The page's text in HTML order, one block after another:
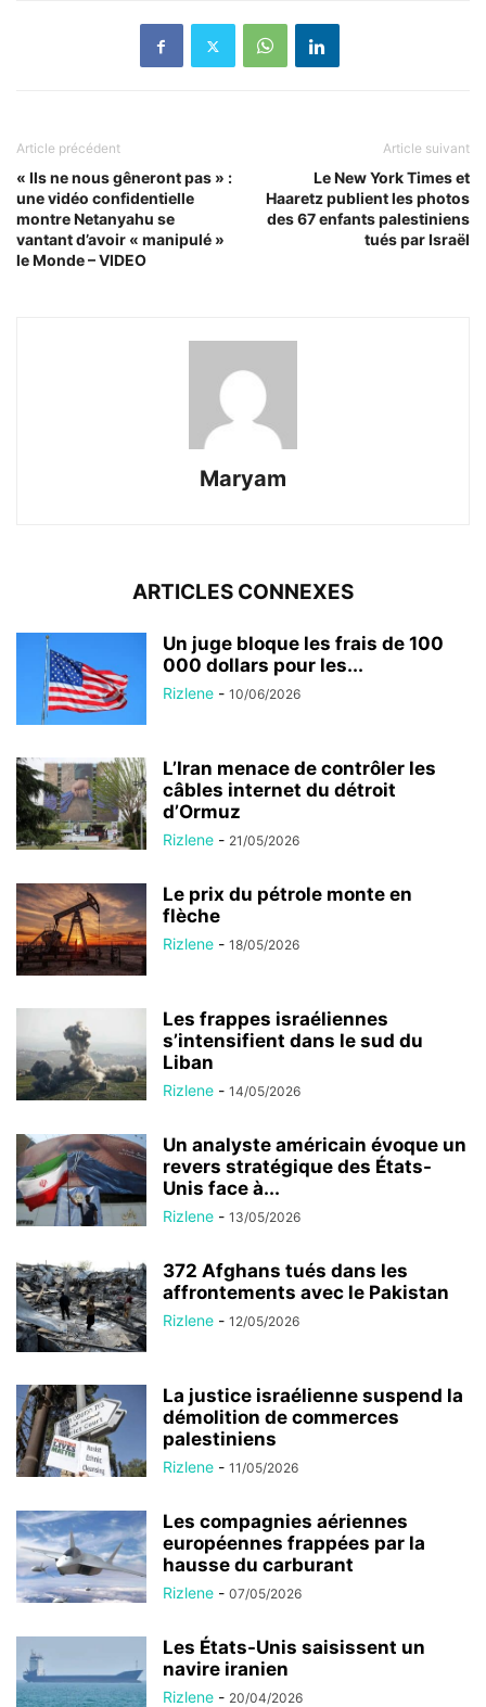
Article précédent
« Ils ne nous gêneront pas » :
une vidéo confidentielle
montre Netanyahu se
vantant d’avoir « manipulé »
le Monde – VIDEO
Article suivant
Le New York Times et
Haaretz publient les photos
des 67 enfants palestiniens
tués par Israël
Maryam
ARTICLES CONNEXES
Un juge bloque les frais de 100
000 dollars pour les...
Rizlene - 10/06/2026
L’Iran menace de contrôler les
câbles internet du détroit
d’Ormuz
Rizlene - 21/05/2026
Le prix du pétrole monte en
flèche
Rizlene - 18/05/2026
Les frappes israéliennes
s’intensifient dans le sud du
Liban
Rizlene - 14/05/2026
Un analyste américain évoque un
revers stratégique des États-
Unis face à...
Rizlene - 13/05/2026
372 Afghans tués dans les
affrontements avec le Pakistan
Rizlene - 12/05/2026
La justice israélienne suspend la
démolition de commerces
palestiniens
Rizlene - 11/05/2026
Les compagnies aériennes
européennes frappées par la
hausse du carburant
Rizlene - 07/05/2026
Les États-Unis saisissent un
navire iranien
Rizlene - 20/04/2026